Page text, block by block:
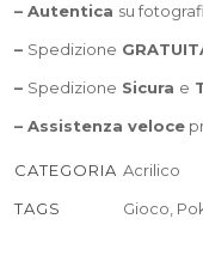
– Autentica su
– Spedizione
– Spedizione Sicura e
– Assistenza veloce
CATEGORIA Acrilico
TAGS
Gioco,